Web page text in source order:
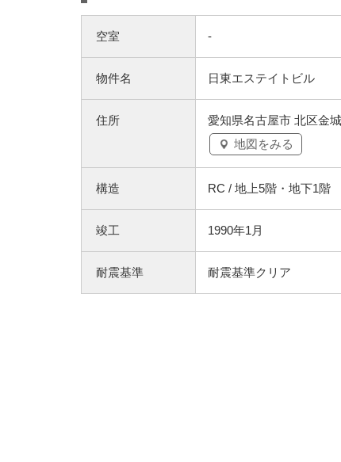
空室 -
物件名 日東エステイトビル
住所
愛知県名古屋市 北区金
地図をみる
構造 RC / 地上5階・地下1階
竣工 1990年1月
耐震基準 耐震基準クリア